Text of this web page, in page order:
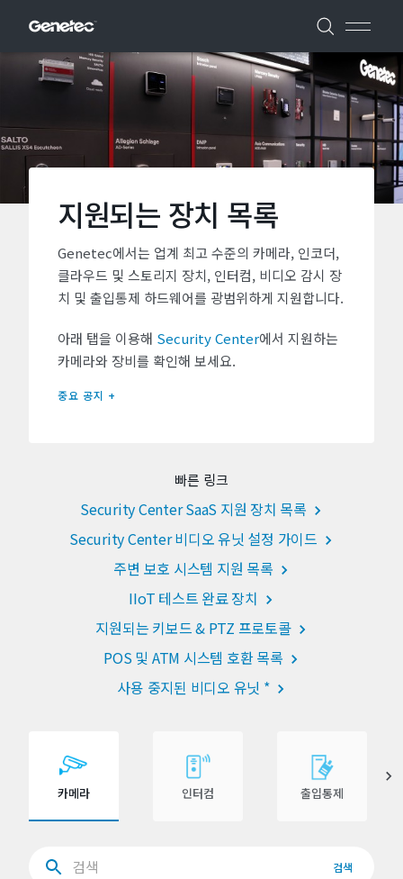
지원되는 장치 목록
Genetec에서는 업계 최고 수준의 카메라, 인코더,
클라우드 및 스토리지 장치, 인터컴, 비디오 감시 장
치 및 출입통제 하드웨어를 광범위하게 지원합니다.
아래 탭을 이용해 Security Center에서 지원하는
카메라와 장비를 확인해 보세요.
중요 공지 +
빠른 링크
Security Center SaaS 지원 장치 목록
Security Center 비디오 유닛 설정 가이드
주변 보호 시스템 지원 목록
IIoT 테스트 완료 장치
지원되는 키보드 & PTZ 프로토콜
POS 및 ATM 시스템 호환 목록
사용 중지된 비디오 유닛 *
카메라 인터컴 출입통제
검색